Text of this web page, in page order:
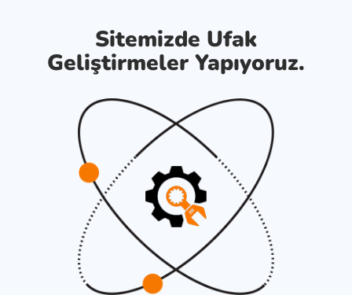
Sitemizde Ufak
Geliştirmeler Yapıyoruz.